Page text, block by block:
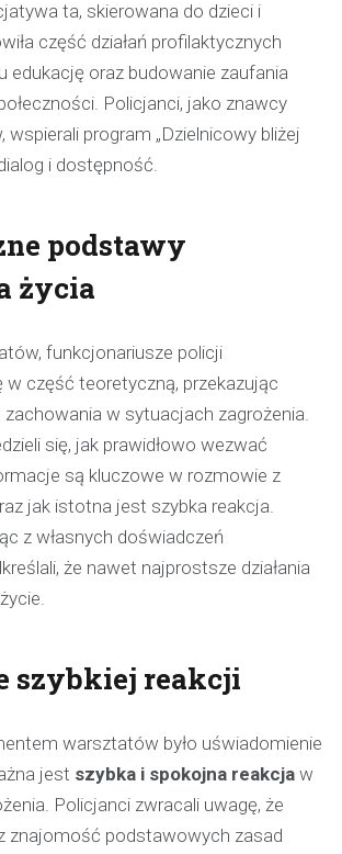
ta, skierowana do dzieci i
część działań profilaktycznych
edukację oraz budowanie zaufania
Policjanci, jako znawcy
wspierali program „Dzielnicowy bliżej
i dostępność.
podstawy
życia
funkcjonariusze policji
w część teoretyczną, przekazując
w sytuacjach zagrożenia.
się, jak prawidłowo wezwać
są kluczowe w rozmowie z
jak istotna jest szybka reakcja.
z własnych doświadczeń
że nawet najprostsze działania
szybkiej reakcji
warsztatów było uświadomienie
jest szybka i spokojna reakcja w
Policjanci zwracali uwagę, że
znajomość podstawowych zasad